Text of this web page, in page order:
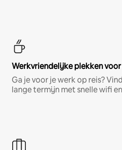
Werkvriendelijke plekken
Ga je voor je werk op reis?
lange termijn met snelle wifi